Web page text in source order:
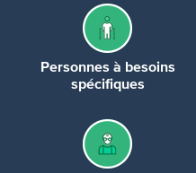
Personnes à besoins
spécifiques